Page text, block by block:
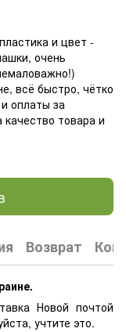
и цвет -
очень
всё быстро, чётко
оплаты за
товара и
Возврат
Новой почтой
учтите это.